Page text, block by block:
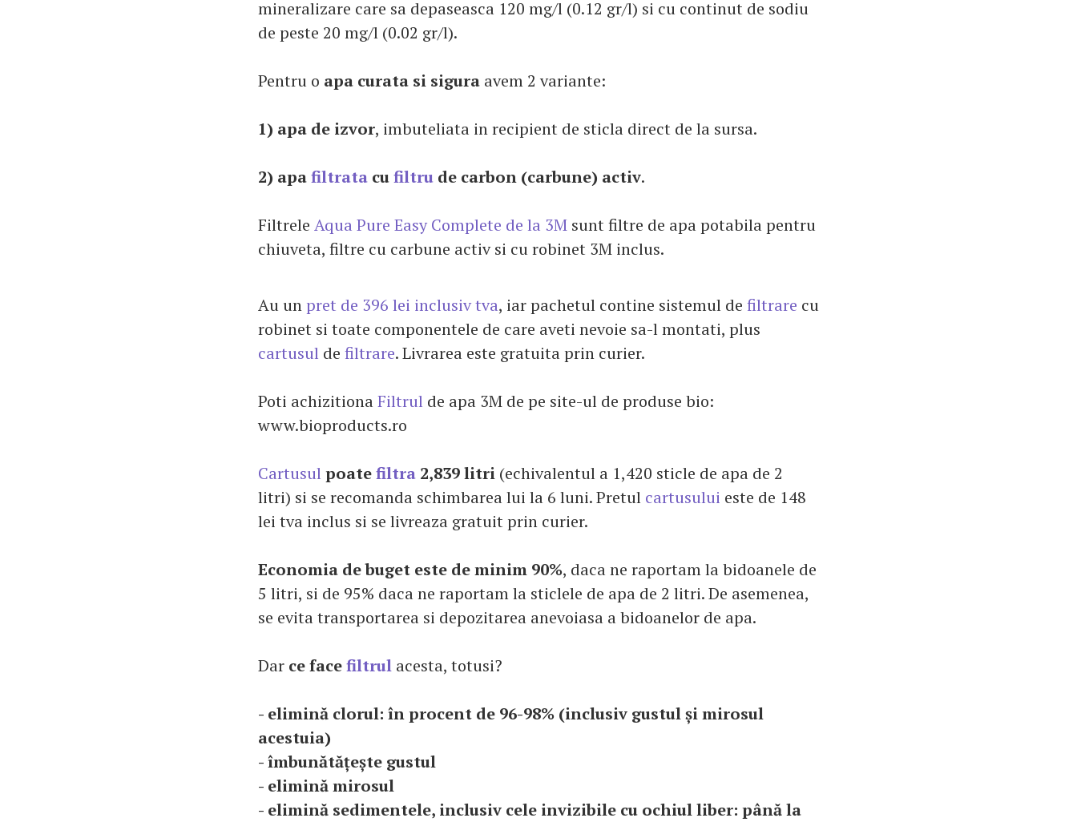
mineralizare care sa depaseasca 120 mg/l (0.12 gr/l) si cu continut de sodiu
de peste 20 mg/l (0.02 gr/l).
Pentru o apa curata si sigura avem 2 variante:
1) apa de izvor, imbuteliata in recipient de sticla direct de la sursa.
2) apafiltrata cufiltru de carbon (carbune) activ.
Filtrele Aqua Pure Easy Complete de la 3M sunt filtre de apa potabila pentru
chiuveta, filtre cu carbune activ si cu robinet 3M inclus.
Au un pret de 396 lei inclusiv tva, iar pachetul contine sistemul de filtrare cu
robinet si toate componentele de care aveti nevoie sa-l montati, plus
cartusul de filtrare. Livrarea este gratuita prin curier.
Poti achizitionaFiltrul de apa 3M de pe site-ul de produse bio:
www.bioproducts.ro
Cartusul poatefiltra 2,839 litri (echivalentul a 1,420 sticle de apa de 2
litri) si se recomanda schimbarea lui la 6 luni. Pretul cartusului este de 148
lei tva inclus si se livreaza gratuit prin curier.
Economia de buget este de minim 90%, daca ne raportam la bidoanele de
5 litri, si de 95% daca ne raportam la sticlele de apa de 2 litri. De asemenea,
se evita transportarea si depozitarea anevoiasa a bidoanelor de apa.
Dar ce facefiltrul acesta, totusi?
- elimină clorul: în procent de 96-98% (inclusiv gustul și mirosul
acestuia)
- îmbunătățește gustul
- elimină mirosul
- elimină sedimentele, inclusiv cele invizibile cu ochiul liber: până la